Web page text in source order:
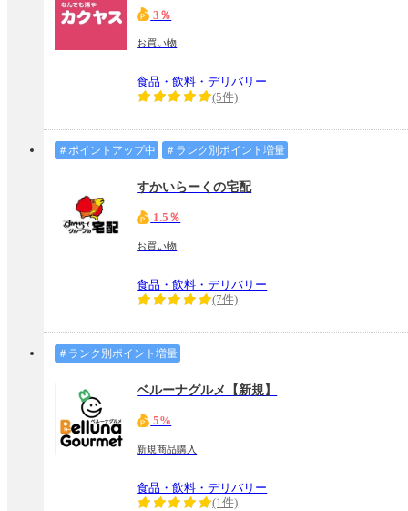
3％
お買い物
食品・飲料・デリバリー
(5件)
＃ポイントアップ中 ＃ランク別ポイント増量
すかいらーくの宅配
1.5％
お買い物
食品・飲料・デリバリー
(7件)
＃ランク別ポイント増量
ベルーナグルメ【新規】
5%
新規商品購入
食品・飲料・デリバリー
(1件)